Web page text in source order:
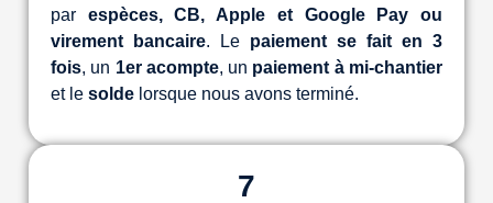
par espèces, CB, Apple et Google Pay ou
virement bancaire. Le paiement se fait en 3
fois, un 1er acompte, un paiement à mi-chantier
et le solde lorsque nous avons terminé.
7